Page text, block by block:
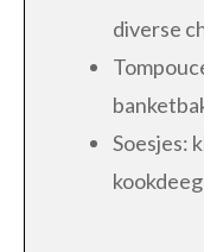
diverse
Soesjes: